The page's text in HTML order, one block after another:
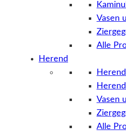
Vasen
Alle
Herend
Vasen
Alle